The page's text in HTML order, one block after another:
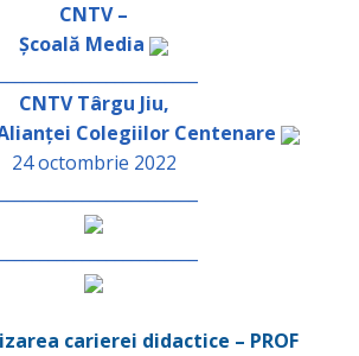
CNTV –
Școală Media
CNTV Târgu Jiu,
Colegiilor Centenare
24 octombrie 2022
carierei didactice – PROF